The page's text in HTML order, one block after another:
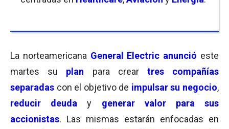
La norteamericana General Electric anunció este
martes su plan para crear tres compañías
separadas con el objetivo de impulsar su negocio,
reducir deuda
y generar
valor para sus
accionistas. Las mismas estarán enfocadas en